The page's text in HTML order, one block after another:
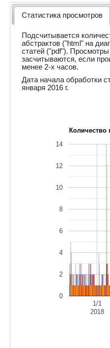
Статистика просмотров
Подсчитывается
абстрактов ("html" на
статей ("pdf").
засчитываются, если
менее 2-х часов.
Дата начала обработки
января 2016 г.
1/1
2018
0
2
4
6
8
10
12
14